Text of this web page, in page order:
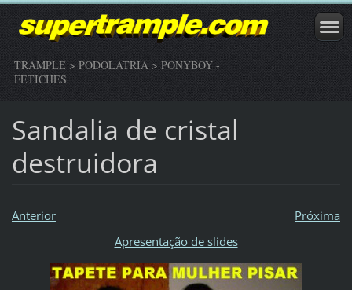
TRAMPLE > PODOLATRIA > PONYBOY -
FETICHES
Sandalia de cristal
destruidora
Anterior
Próxima
Apresentação de slides